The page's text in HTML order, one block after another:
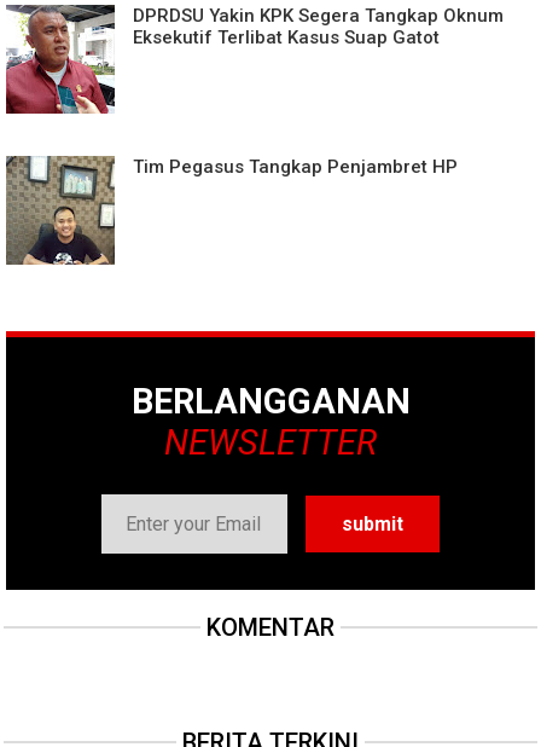
DPRDSU Yakin KPK Segera Tangkap Oknum
Eksekutif Terlibat Kasus Suap Gatot
Tim Pegasus Tangkap Penjambret HP
BERLANGGANAN
NEWSLETTER
KOMENTAR